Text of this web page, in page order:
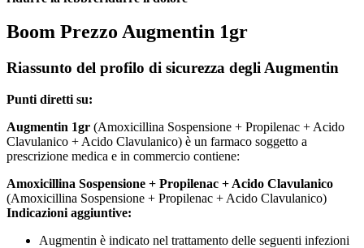
Boom Prezzo Augmentin 1gr
Riassunto del profilo di sicurezza degli Augmentin
Punti diretti su:
Augmentin 1gr (Amoxicillina Sospensione + Propilenac + Acido
Clavulanico + Acido Clavulanico) è un farmaco soggetto a
prescrizione medica e in commercio contiene:
Amoxicillina Sospensione + Propilenac + Acido Clavulanico
(Amoxicillina Sospensione + Propilenac + Acido Clavulanico)
Indicazioni aggiuntive:
Augmentin è indicato nel trattamento delle seguenti infezioni